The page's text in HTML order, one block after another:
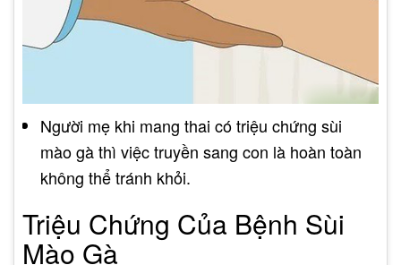
Người mẹ khi mang thai có triệu chứng sùi
mào gà thì việc truyền sang con là hoàn toàn
không thể tránh khỏi.
Triệu Chứng Của Bệnh Sùi
Mào Gà